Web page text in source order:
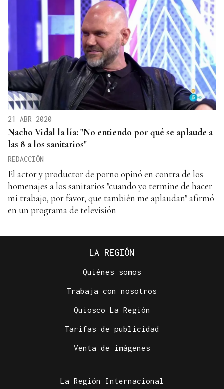
21 ABR 2020
Nacho Vidal la lía: "No entiendo por qué se aplaude a
las 8 a los sanitarios"
REDACCIÓN
El actor y productor de porno opinó en contra de los
homenajes a los sanitarios "cuando yo termine de hacer
mi trabajo, por favor, que también me aplaudan" afirmó
en un programa de televisión
LA REGIÓN
Quiénes somos
Trabaja con nosotros
Quiosco La Región
Tarifas de publicidad
Venta de imágenes
La Región Internacional